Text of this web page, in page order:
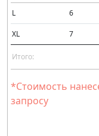
L
6
XL 7
Итого:
*Стоимость
запросу